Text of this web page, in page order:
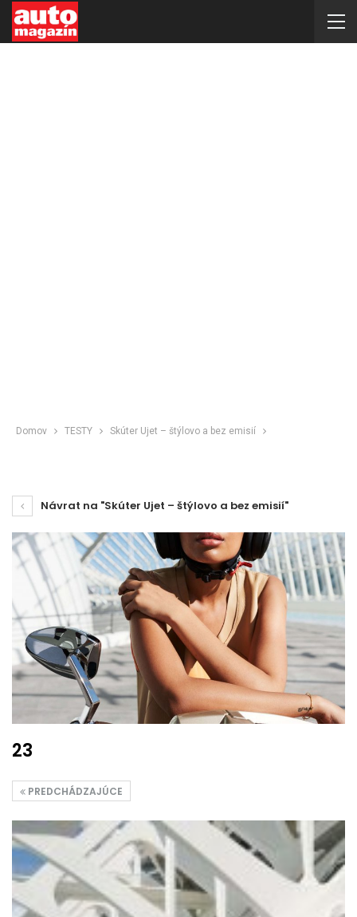
Domov TESTY Skúter Ujet – štýlovo a bez emisií
Návrat na "Skúter Ujet – štýlovo a bez emisií"
23
PREDCHÁDZAJÚCE